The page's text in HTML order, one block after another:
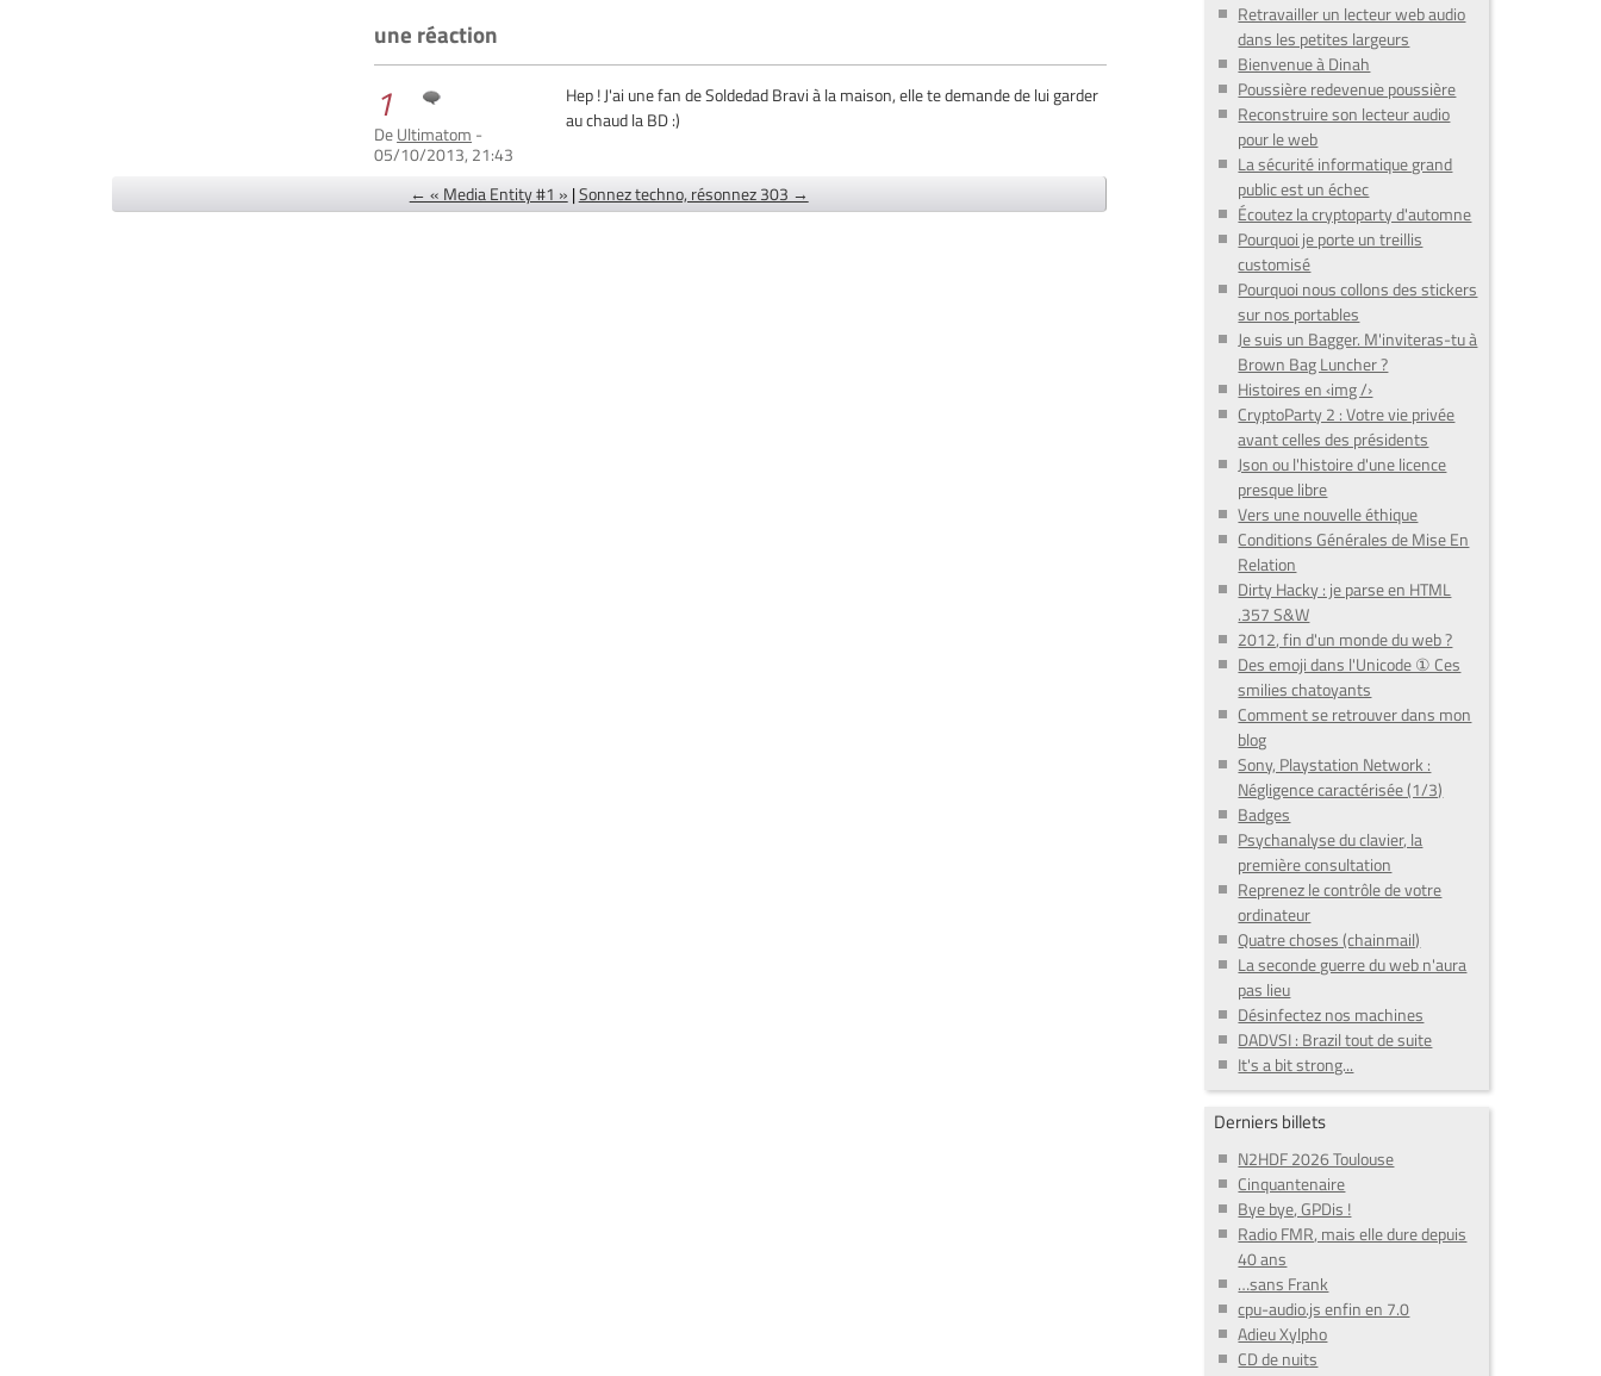
une réaction
1
DeUltimatom -
05/10/2013, 21:43
Hep ! J'ai une fan de Soldedad Bravi à la maison, elle te demande de lui garder
au chaud la BD :)
← « Media Entity #1 » |Sonnez techno, résonnez 303 →
Retravailler un lecteur web audio
dans les petites largeurs
Bienvenue à Dinah
Poussière redevenue poussière
Reconstruire son lecteur audio
pour le web
La sécurité informatique grand
public est un échec
Écoutez la cryptoparty d'automne
Pourquoi je porte un treillis
customisé
Pourquoi nous collons des stickers
sur nos portables
Je suis un Bagger. M'inviteras-tu à
Brown Bag Luncher ?
Histoires en ‹img /›
CryptoParty 2 : Votre vie privée
avant celles des présidents
Json ou l'histoire d'une licence
presque libre
Vers une nouvelle éthique
Conditions Générales de Mise En
Relation
Dirty Hacky : je parse en HTML
.357 S&W
2012, fin d'un monde du web ?
Des emoji dans l'Unicode ① Ces
smilies chatoyants
Comment se retrouver dans mon
blog
Sony, Playstation Network :
Négligence caractérisée (1/3)
Badges
Psychanalyse du clavier, la
première consultation
Reprenez le contrôle de votre
ordinateur
Quatre choses (chainmail)
La seconde guerre du web n'aura
pas lieu
Désinfectez nos machines
DADVSI : Brazil tout de suite
It's a bit strong...
Derniers billets
N2HDF 2026 Toulouse
Cinquantenaire
Bye bye, GPDis !
Radio FMR, mais elle dure depuis
40 ans
…sans Frank
cpu-audio.js enfin en 7.0
Adieu Xylpho
CD de nuits